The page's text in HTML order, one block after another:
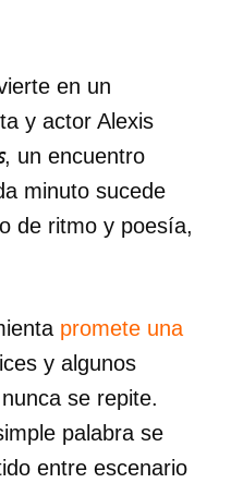
en un
y actor Alexis
, un encuentro
minuto sucede
de ritmo y poesía,
promete una
y algunos
se repite.
palabra se
entre escenario